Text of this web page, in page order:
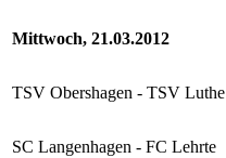
Mittwoch, 21.03.2012
TSV Obershagen - TSV Luthe
SC Langenhagen - FC Lehrte